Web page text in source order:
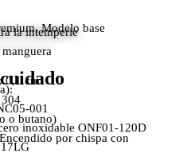
Modelo base
la intemperie
001
inoxidable ONF01-120D
0,1 cm
o butano)
por chispa con